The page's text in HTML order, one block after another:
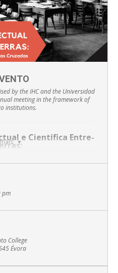
by the IHC and the Universidad
meeting in the framework of
institutions.
e Científica Entre-
da Ciência, da
Carlos III de Madrid.
promover ciclos de
inaugural e terá lugar
cooperación intelectual de la
pm
College
Évora